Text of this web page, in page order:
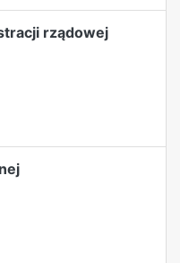
rządowej